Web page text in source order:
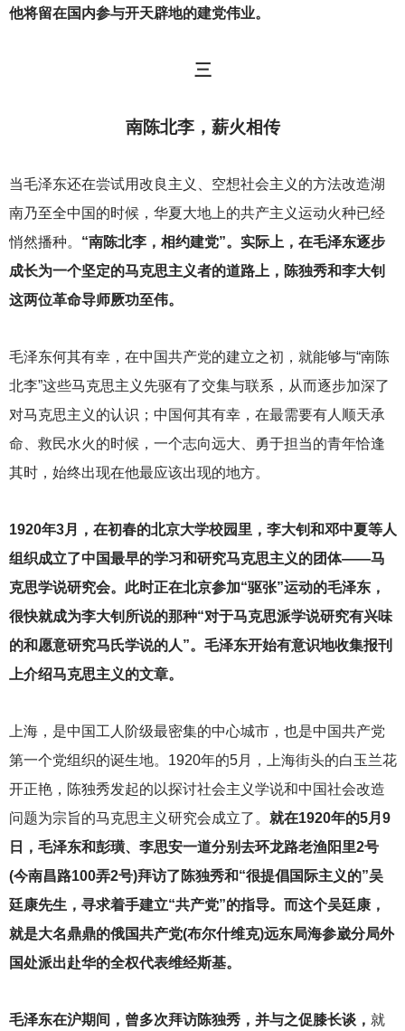
他将留在国内参与开天辟地的建党伟业。
三
南陈北李，薪火相传
当毛泽东还在尝试用改良主义、空想社会主义的方法改造湖
南乃至全中国的时候，华夏大地上的共产主义运动火种已经
悄然播种。 “南陈北李，相约建党”。实际上，在毛泽东逐步
成长为一个坚定的马克思主义者的道路上，陈独秀和李大钊
这两位革命导师厥功至伟。
毛泽东何其有幸，在中国共产党的建立之初，就能够与“南陈
北李”这些马克思主义先驱有了交集与联系，从而逐步加深了
对马克思主义的认识；中国何其有幸，在最需要有人顺天承
命、救民水火的时候，一个志向远大、勇于担当的青年恰逢
其时，始终出现在他最应该出现的地方。
1920年3月，在初春的北京大学校园里，李大钊和邓中夏等人
组织成立了中国最早的学习和研究马克思主义的团体——马
克思学说研究会。此时正在北京参加“驱张”运动的毛泽东，
很快就成为李大钊所说的那种“对于马克思派学说研究有兴味
的和愿意研究马氏学说的人”。毛泽东开始有意识地收集报刊
上介绍马克思主义的文章。
上海，是中国工人阶级最密集的中心城市，也是中国共产党
第一个党组织的诞生地。1920年的5月，上海街头的白玉兰花
开正艳，陈独秀发起的以探讨社会主义学说和中国社会改造
问题为宗旨的马克思主义研究会成立了。 就在1920年的5月9
日，毛泽东和彭璜、李思安一道分别去环龙路老渔阳里2号
(今南昌路100弄2号)拜访了陈独秀和“很提倡国际主义的”吴
廷康先生，寻求着手建立“共产党”的指导。而这个吴廷康，
就是大名鼎鼎的俄国共产党(布尔什维克)远东局海参崴分局外
国处派出赴华的全权代表维经斯基。
毛泽东在沪期间，曾多次拜访陈独秀，并与之促膝长谈， 就